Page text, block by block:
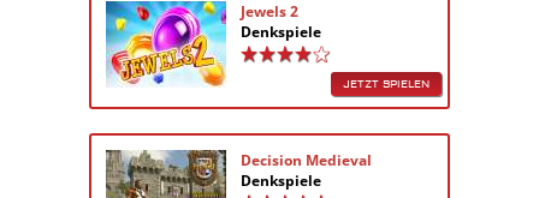
Jewels 2
Denkspiele
JETZT SPIELEN
Decision Medieval
Denkspiele